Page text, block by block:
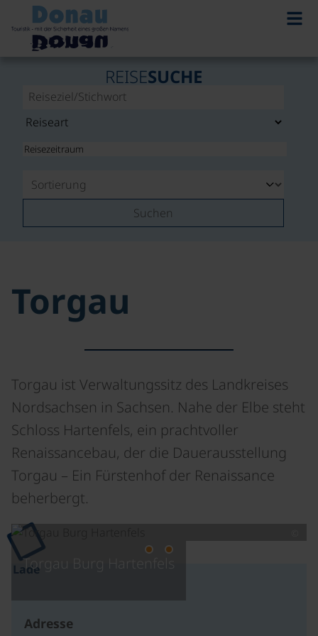
REISESUCHE
Suchen
Torgau
Torgau ist Verwaltungssitz des Landkreises
Nordsachsen in Sachsen. Nahe der Elbe steht
Schloss Hartenfels, ein prachtvoller
Renaissancebau, der die Dauerausstellung
Torgau – Ein Fürstenhof der Renaissance
beherbergt.
Torgau Burg Hartenfels
Lade
Adresse